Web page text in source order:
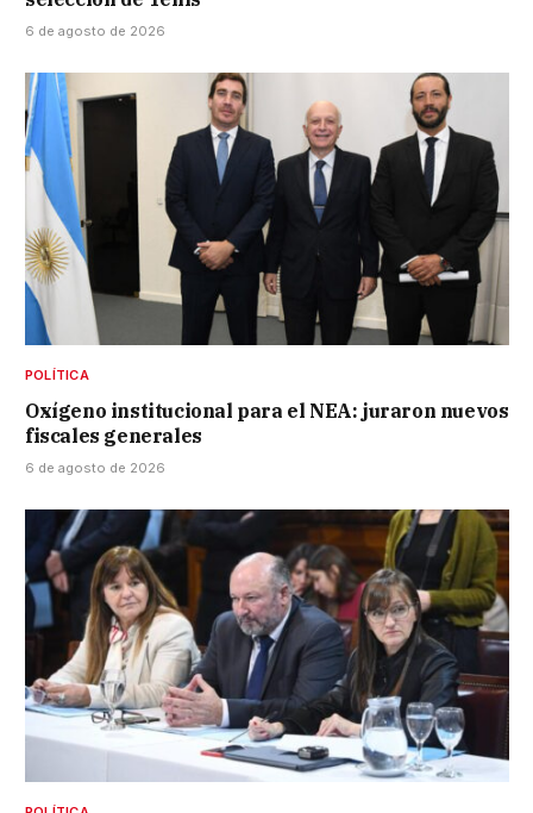
6 de agosto de 2026
POLÍTICA
Oxígeno institucional para el NEA: juraron nuevos
fiscales generales
6 de agosto de 2026